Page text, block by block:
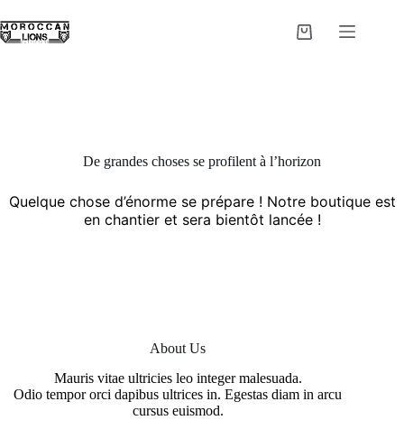
au
contenu
Panier
De grandes choses se profilent à l’horizon
Quelque chose d’énorme se prépare ! Notre boutique est
en chantier et sera bientôt lancée !
About Us
Mauris vitae ultricies leo integer malesuada.
Odio tempor orci dapibus ultrices in. Egestas diam in arcu
cursus euismod.